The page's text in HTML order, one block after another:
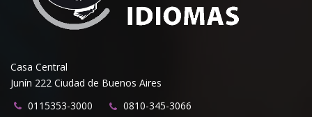
Casa Central
Junín 222 Ciudad de Buenos Aires
0115353-3000
0810-345-3066